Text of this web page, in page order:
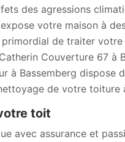
des agressions
votre maison à
de traiter
Couverture 67
à Bassemberg dispose
de votre toiture
toit
avec assurance et